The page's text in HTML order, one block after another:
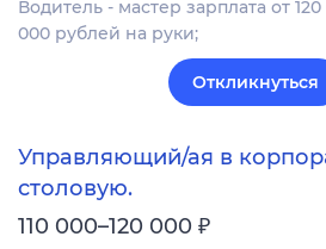
Водитель - мастер зарплата от
000 рублей на руки;
Откликнуться
Управляющий/ая в
столовую.
110 000–120 000 ₽